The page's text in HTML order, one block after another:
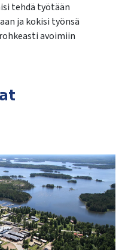
tehdä työtään
ja kokisi työnsä
avoimiin